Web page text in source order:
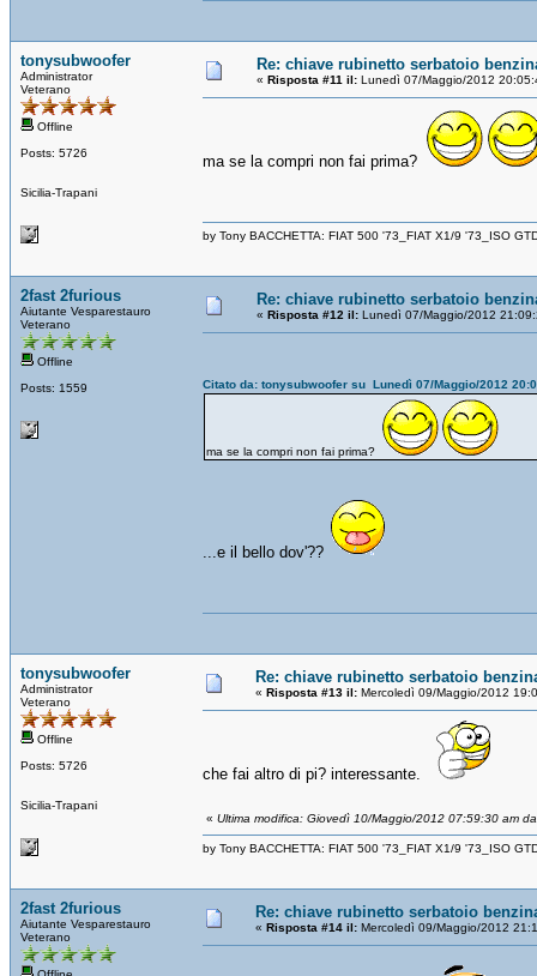
tonysubwoofer
Administrator
Veterano
Offline
Posts: 5726
Sicilia-Trapani
Re: chiave rubinetto serbatoio
« Risposta #11 il: Lunedì 07/Maggio/2012
ma se la compri non fai prima?
by Tony BACCHETTA: FIAT 500 '73_FIAT X1/9 '73_ISO
2fast 2furious
Aiutante Vesparestauro
Veterano
Offline
Posts: 1559
Re: chiave rubinetto serbatoio
« Risposta #12 il: Lunedì 07/Maggio/2012
Citato da: tonysubwoofer su Lunedì 07/Maggio/2012
ma se la compri non fai prima?
...e il bello dov'??
tonysubwoofer
Administrator
Veterano
Offline
Posts: 5726
Sicilia-Trapani
Re: chiave rubinetto serbatoio
« Risposta #13 il: Mercoledì 09/Maggio/2012
che fai altro di pi? interessante.
« Ultima modifica: Giovedì 10/Maggio/2012 07:59:30 am
by Tony BACCHETTA: FIAT 500 '73_FIAT X1/9 '73_ISO
2fast 2furious
Aiutante Vesparestauro
Veterano
Re: chiave rubinetto serbatoio
« Risposta #14 il: Mercoledì 09/Maggio/2012